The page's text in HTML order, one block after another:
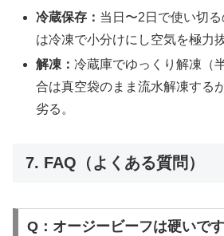
冷蔵保存： 当日〜2日で使い切
は冷凍で小分けにし空気を極力抜
解凍：冷蔵庫でゆっくり解凍（
合は真空袋のまま流水解凍する
劣る。
7. FAQ（よくある質問）
Q：オージービーフは硬いで